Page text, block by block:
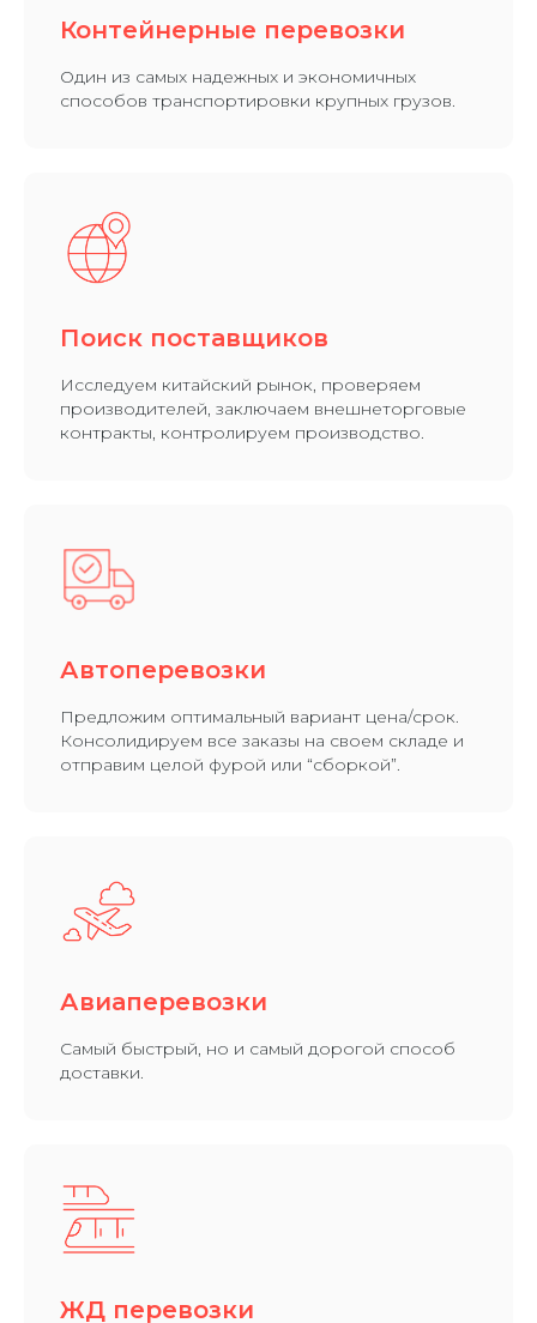
Контейнерные перевозки
Один из самых надежных и экономичных
способов транспортировки крупных грузов.
Поиск поставщиков
Исследуем китайский рынок, проверяем
производителей, заключаем внешнеторговые
контракты, контролируем производство.
Автоперевозки
Предложим оптимальный вариант цена/срок.
Консолидируем все заказы на своем складе и
отправим целой фурой или “сборкой”.​
Авиаперевозки
Самый быстрый, но и самый дорогой способ
доставки.
ЖД перевозки